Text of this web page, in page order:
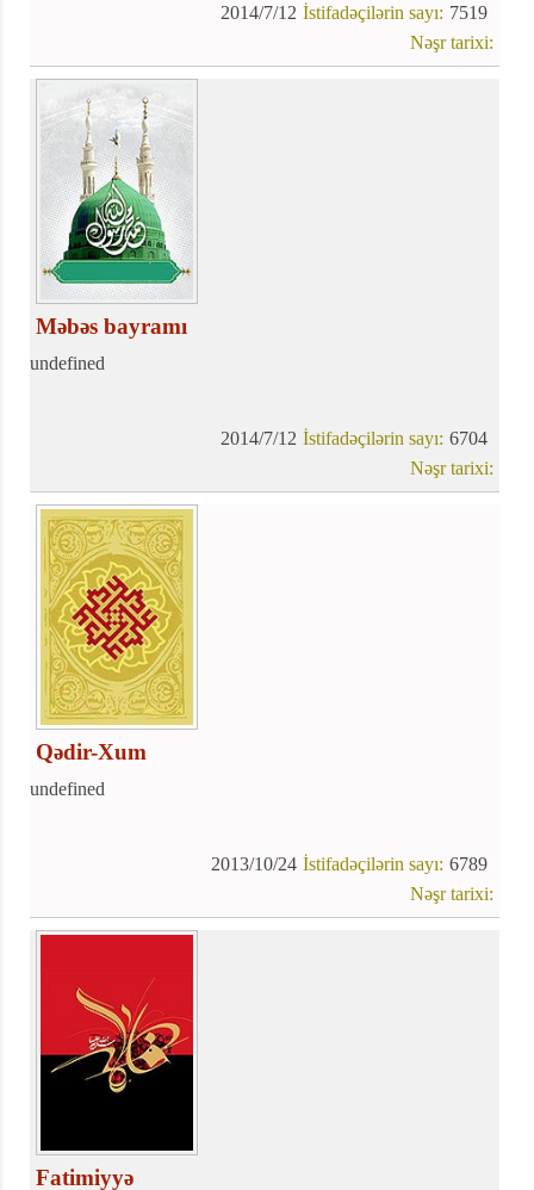
7519
İstifadəçilərin sayı:
2014/7/12
Nəşr tarixi:
Məbəs bayramı
undefined
6704
İstifadəçilərin sayı:
2014/7/12
Nəşr tarixi:
Qədir-Xum
undefined
6789
İstifadəçilərin sayı:
2013/10/24
Nəşr tarixi:
Fatimiyyə